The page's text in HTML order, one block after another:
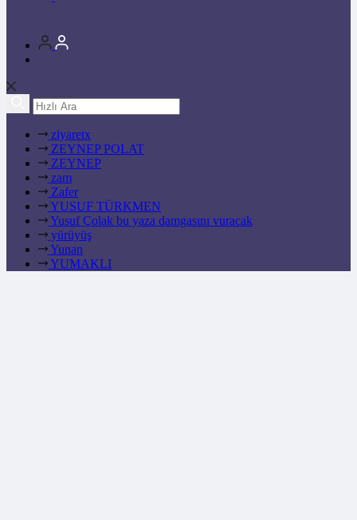
ziyaretx
ZEYNEP POLAT
ZEYNEP
zam
Zafer
YUSUF TÜRKMEN
Yusuf Çolak bu yaza damgasını vuracak
yürüyüş
Yunan
YUMAKLI